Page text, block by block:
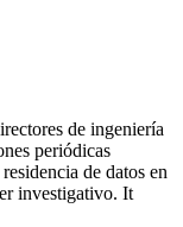
de ingeniería
periódicas
de datos en
investigativo. It